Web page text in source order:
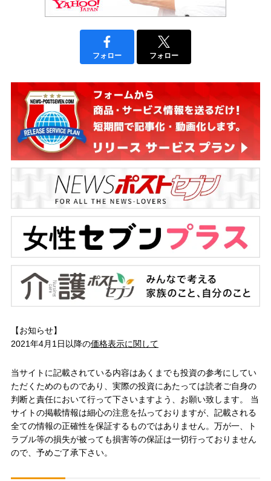
フォロー フォロー
【お知らせ】
2021年4月1日以降の価格表示に関して
当サイトに記載されている内容はあくまでも投資の参考にしてい
ただくためのものであり、実際の投資にあたっては読者ご自身の
判断と責任において行って下さいますよう、お願い致します。 当
サイトの掲載情報は細心の注意を払っておりますが、記載される
全ての情報の正確性を保証するものではありません。万が一、ト
ラブル等の損失が被っても損害等の保証は一切行っておりません
ので、予めご了承下さい。